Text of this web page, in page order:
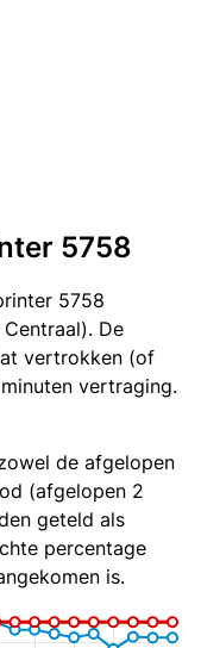
5758
5758
De
vertrokken (of
vertraging.
de afgelopen
(afgelopen 2
geteld als
percentage
is.